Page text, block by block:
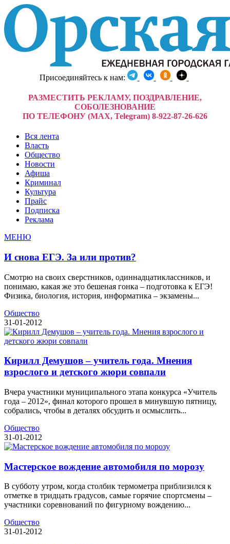
Присоединяйтесь к нам:
РАЗМЕСТИТЬ РЕКЛАМУ, ПОЗДРАВЛЕНИЕ,
СОБОЛЕЗНОВАНИЕ
ПО ТЕЛЕФОНУ (MAX, Telegram) 8-922-87-26-626
Вся лента
Власть
Общество
Новости
Афиша
Криминал
Культура
Прайс
Подписка
Реклама
МЕНЮ
И снова ЕГЭ. За или против?
Смотрю на своих сверстников, одиннадцатиклассников, и
понимаю, какая же это бешеная гонка – подготовка к ЕГЭ!
Физика, биология, история, информатика – экзамены...
Общество
31-01-2012
Кирилл Демушов – учитель года. Мнения
взрослого и детского жюри совпали
Вчера участники муниципального этапа конкурса «Учитель
года – 2012», финал которого прошел в минувшую пятницу,
собрались, чтобы в деталях обсудить и осмыслить...
Общество
31-01-2012
Мастерское вождение автомобиля по морозу
В субботу утром, когда столбик термометра приблизился к
отметке в тридцать градусов, самые горячие спортсмены –
участники соревнований по фигурному вождению...
Общество
31-01-2012